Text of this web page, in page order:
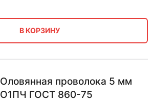
В КОРЗИНУ
Оловянная проволока 5 мм
О1ПЧ ГОСТ 860-75